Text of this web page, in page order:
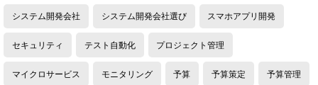
システム開発会社 システム開発会社選び スマホアプリ開発
セキュリティ テスト自動化 プロジェクト管理
マイクロサービス モニタリング 予算 予算策定 予算管理